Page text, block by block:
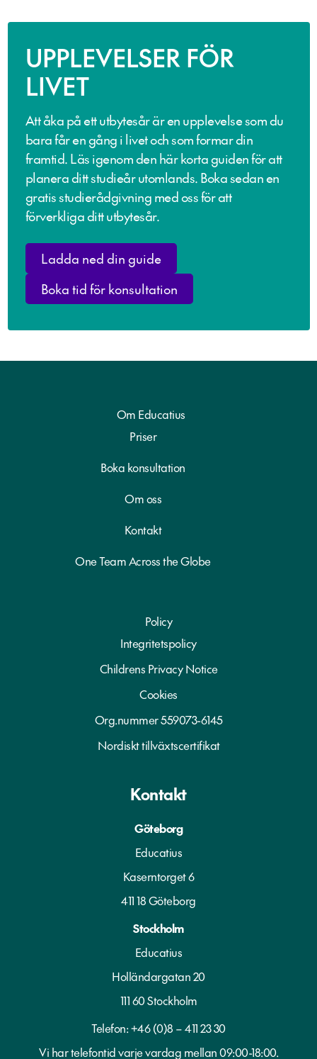
UPPLEVELSER FÖR
LIVET
Att åka på ett utbytesår är en upplevelse som du
bara får en gång i livet och som formar din
framtid. Läs igenom den här korta guiden för att
planera ditt studieår utomlands. Boka sedan en
gratis studierådgivning med oss för att
förverkliga ditt utbytesår.
Ladda ned din guide
Boka tid för konsultation
Om Educatius
Priser
Boka konsultation
Om oss
Kontakt
One Team Across the Globe
Policy
Integritetspolicy
Childrens Privacy Notice
Cookies
Org.nummer 559073-6145
Nordiskt tillväxtscertifikat
Kontakt
Göteborg
Educatius
Kaserntorget 6
411 18 Göteborg
Stockholm
Educatius
Holländargatan 20
111 60 Stockholm
Telefon:+46 (0)8 – 411 23 30
Vi har telefontid varje vardag mellan 09:00-18:00.